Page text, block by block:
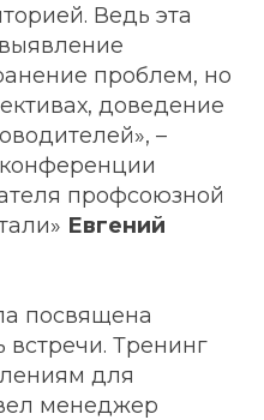
Ведь эта
проблем, но
доведение
–
профсоюзной
Евгений
посвящена
встречи. Тренинг
для
менеджер